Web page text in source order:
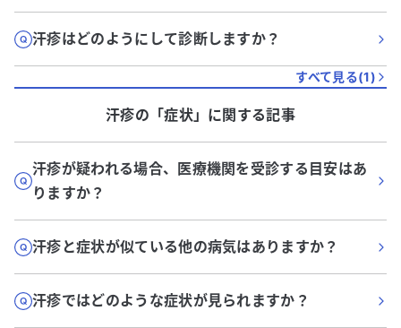
汗疹はどのようにして診断しますか？
すべて見る(1)
汗疹の「症状」に関する記事
汗疹が疑われる場合、医療機関を受診する目安はあ
りますか？
汗疹と症状が似ている他の病気はありますか？
汗疹ではどのような症状が見られますか？